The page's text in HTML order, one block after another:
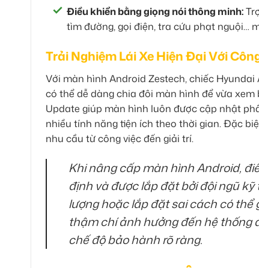
Điều khiển bằng giọng nói thông minh:
tìm đường, gọi điện, tra cứu phạt nguội…
Trải Nghiệm Lái Xe Hiện Đại Với
Với màn hình Android Zestech, chiếc
có thể dễ dàng chia đôi màn hình để vừa
Update giúp màn hình luôn được cập nhật
nhiều tính năng tiện ích theo thời gian. Đặc
nhu cầu từ công việc đến giải trí.
Khi nâng cấp màn hình Android,
định và được lắp đặt bởi đội ngũ
lượng hoặc lắp đặt sai cách có
thậm chí ảnh hưởng đến hệ thống
chế độ bảo hành rõ ràng.